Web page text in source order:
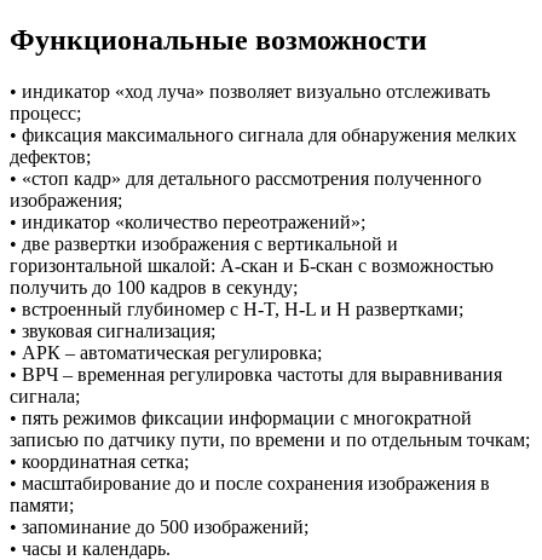
Функциональные возможности
• индикатор «ход луча» позволяет визуально отслеживать
процесс;
• фиксация максимального сигнала для обнаружения мелких
дефектов;
• «стоп кадр» для детального рассмотрения полученного
изображения;
• индикатор «количество переотражений»;
• две развертки изображения с вертикальной и
горизонтальной шкалой: А-скан и Б-скан с возможностью
получить до 100 кадров в секунду;
• встроенный глубиномер с H-T, H-L и H развертками;
• звуковая сигнализация;
• АРК – автоматическая регулировка;
• ВРЧ – временная регулировка частоты для выравнивания
сигнала;
• пять режимов фиксации информации с многократной
записью по датчику пути, по времени и по отдельным точкам;
• координатная сетка;
• масштабирование до и после сохранения изображения в
памяти;
• запоминание до 500 изображений;
• часы и календарь.